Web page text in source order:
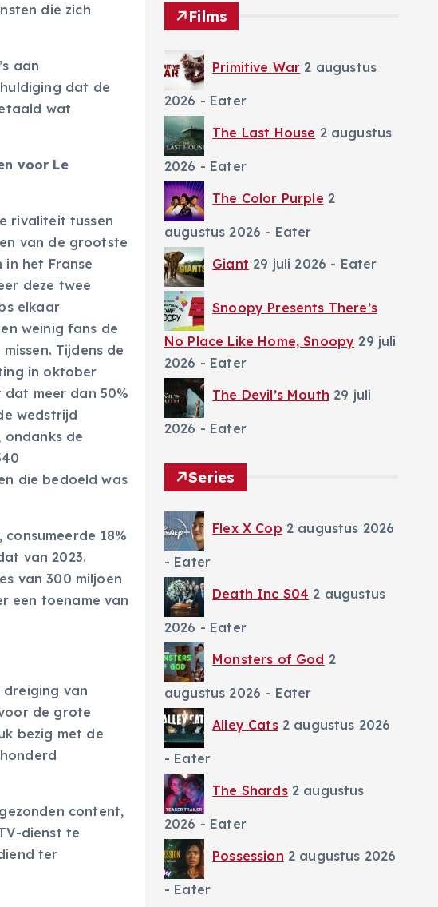
die zich
aan
dat de
wat
voor Le
rivaliteit tussen
van de grootste
in het Franse
deze twee
elkaar
weinig fans de
Tijdens de
in oktober
meer dan 50%
wedstrijd
ondanks de
die bedoeld was
18%
van 2023.
van 300 miljoen
een toename van
dreiging van
de grote
bezig met de
content,
dienst te
ter
Films
Primitive War 2 augustus
2026 - Eater
The Last House 2 augustus
2026 - Eater
The Color Purple 2
augustus 2026 - Eater
Giant 29 juli 2026 - Eater
Snoopy Presents There’s
No Place Like Home, Snoopy 29 juli
2026 - Eater
The Devil’s Mouth 29 juli
2026 - Eater
Series
Flex X Cop 2 augustus 2026
- Eater
Death Inc S04 2 augustus
2026 - Eater
Monsters of God 2
augustus 2026 - Eater
Alley Cats 2 augustus 2026
- Eater
The Shards 2 augustus
2026 - Eater
Possession 2 augustus 2026
- Eater